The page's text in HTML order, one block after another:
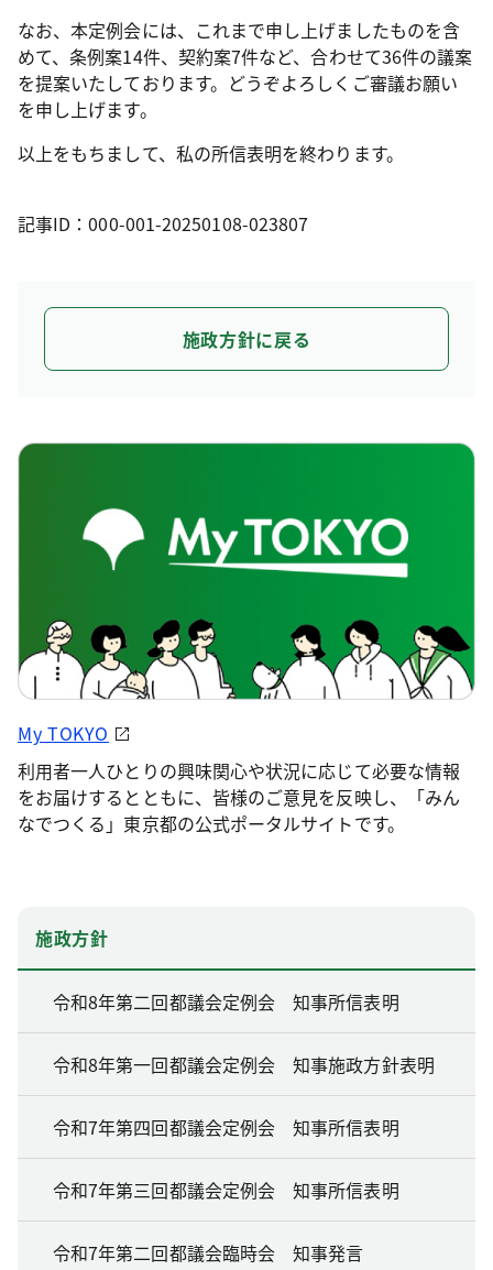
なお、本定例会には、これまで申し上げましたものを含
めて、条例案14件、契約案7件など、合わせて36件の議案
を提案いたしております。どうぞよろしくご審議お願い
を申し上げます。
以上をもちまして、私の所信表明を終わります。
記事ID：000-001-20250108-023807
施政方針に戻る
My TOKYO
利用者一人ひとりの興味関心や状況に応じて必要な情報
をお届けするとともに、皆様のご意見を反映し、「みん
なでつくる」東京都の公式ポータルサイトです。
施政方針
令和8年第二回都議会定例会 知事所信表明
令和8年第一回都議会定例会 知事施政方針表明
令和7年第四回都議会定例会 知事所信表明
令和7年第三回都議会定例会 知事所信表明
令和7年第二回都議会臨時会 知事発言